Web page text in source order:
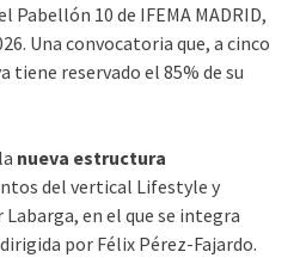
Pabellón 10 de IFEMA MADRID,
Una convocatoria que, a cinco
tiene reservado el 85% de su
nueva estructura
del vertical Lifestyle y
en el que se integra
por Félix Pérez-Fajardo.